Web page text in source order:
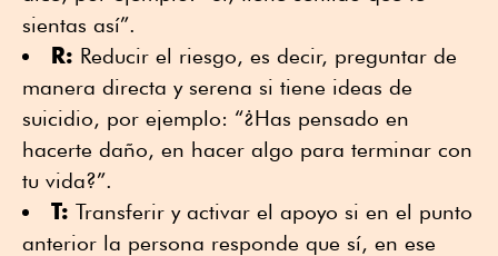
sientas así”.
R: Reducir el riesgo, es decir, preguntar de
manera directa y serena si tiene ideas de
suicidio, por ejemplo: “¿Has pensado en
hacerte daño, en hacer algo para terminar con
tu vida?”.
T: Transferir y activar el apoyo si en el punto
anterior la persona responde que sí, en ese